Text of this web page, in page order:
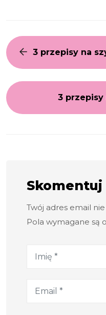
3 przepisy na
3 przepisy
Skomentuj
Twój adres email
Pola wymagane są